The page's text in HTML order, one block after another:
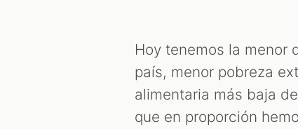
Hoy tenemos la menor
país, menor pobreza
alimentaria más baja
que en proporción